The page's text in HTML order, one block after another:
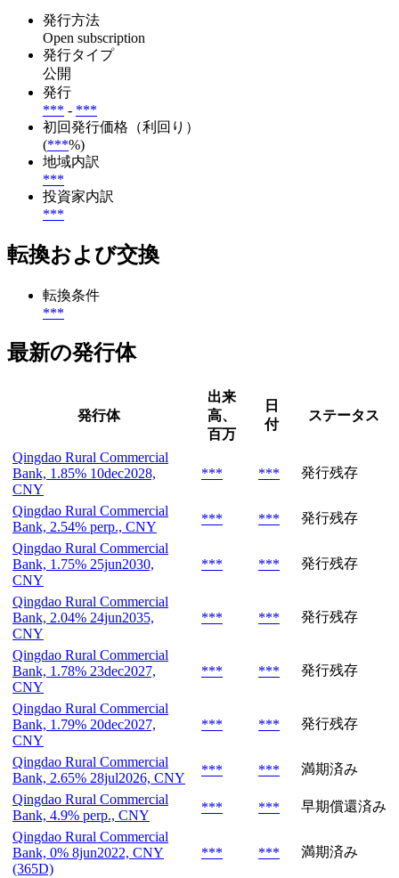
発行方法
Open subscription
発行タイプ
公開
発行
*** - ***
初回発行価格（利回り）
(***%)
地域内訳
***
投資家内訳
***
転換および交換
転換条件
***
最新の発行体
発行体
出来
高、
百万
日
付
ステータス
Qingdao Rural Commercial
Bank, 1.85% 10dec2028,
CNY
*** *** 発行残存
Qingdao Rural Commercial
Bank, 2.54% perp., CNY
*** ***
発行残存
Qingdao Rural Commercial
Bank, 1.75% 25jun2030,
CNY
*** *** 発行残存
Qingdao Rural Commercial
Bank, 2.04% 24jun2035,
CNY
*** *** 発行残存
Qingdao Rural Commercial
Bank, 1.78% 23dec2027,
CNY
*** *** 発行残存
Qingdao Rural Commercial
Bank, 1.79% 20dec2027,
CNY
*** *** 発行残存
Qingdao Rural Commercial
Bank, 2.65% 28jul2026, CNY
*** ***
満期済み
Qingdao Rural Commercial
Bank, 4.9% perp., CNY
*** ***
早期償還済み
Qingdao Rural Commercial
Bank, 0% 8jun2022, CNY
(365D)
*** *** 満期済み